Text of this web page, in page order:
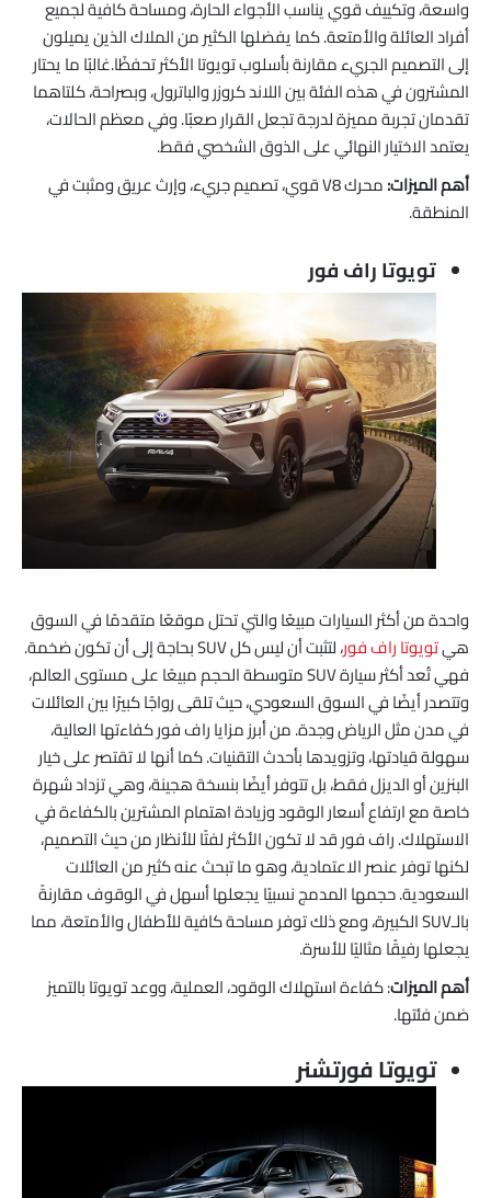
واسعة، وتكييف قوي يناسب الأجواء الحارة، ومساحة كافية لجميع
أفراد العائلة والأمتعة. كما يفضلها الكثير من الملاك الذين يميلون
إلى التصميم الجريء مقارنة بأسلوب تويوتا الأكثر تحفظًا.غالبًا ما يحتار
المشترون في هذه الفئة بين اللاند كروزر والباترول، وبصراحة، كلتاهما
تقدمان تجربة مميزة لدرجة تجعل القرار صعبًا. وفي معظم الحالات،
يعتمد الاختيار النهائي على الذوق الشخصي فقط.
أهم الميزات:
محرك V8 قوي، تصميم جريء، وإرث عريق ومثبت في
المنطقة.
تويوتا راف فور
واحدة من أكثر السيارات مبيعًا والتي تحتل موقعًا متقدمًا في السوق
هيتويوتا راف فور
، لتثبت أن ليس كل SUV بحاجة إلى أن تكون ضخمة.
فهي تُعد أكثر سيارة SUV متوسطة الحجم مبيعًا على مستوى العالم،
وتتصدر أيضًا في السوق السعودي، حيث تلقى رواجًا كبيرًا بين العائلات
في مدن مثل الرياض وجدة. من أبرز مزايا راف فور كفاءتها العالية،
سهولة قيادتها، وتزويدها بأحدث التقنيات. كما أنها لا تقتصر على خيار
البنزين أو الديزل فقط، بل تتوفر أيضًا بنسخة هجينة، وهي تزداد شهرة
خاصة مع ارتفاع أسعار الوقود وزيادة اهتمام المشترين بالكفاءة في
الاستهلاك. راف فور قد لا تكون الأكثر لفتًا للأنظار من حيث التصميم،
لكنها توفر عنصر الاعتمادية، وهو ما تبحث عنه كثير من العائلات
السعودية. حجمها المدمج نسبيًا يجعلها أسهل في الوقوف مقارنةً
بالـSUV الكبيرة، ومع ذلك توفر مساحة كافية للأطفال والأمتعة، مما
يجعلها رفيقًا مثاليًا للأسرة.
أهم الميزات: كفاءة استهلاك الوقود، العملية، ووعد تويوتا بالتميز
ضمن فئتها.
تويوتا فورتشنر